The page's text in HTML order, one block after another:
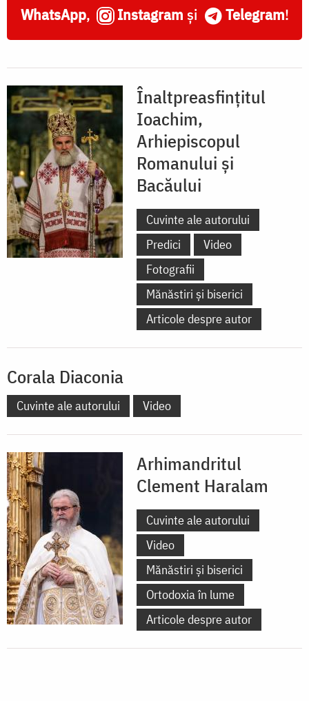
WhatsApp, Instagram și Telegram!
Înaltpreasfințitul
Ioachim,
Arhiepiscopul
Romanului și
Bacăului
Cuvinte ale autorului
Predici
Video
Fotografii
Mănăstiri și biserici
Articole despre autor
Corala Diaconia
Cuvinte ale autorului Video
Arhimandritul
Clement Haralam
Cuvinte ale autorului
Video
Mănăstiri și biserici
Ortodoxia în lume
Articole despre autor